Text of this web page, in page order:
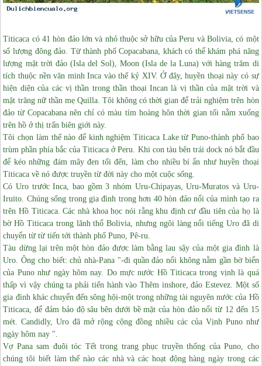
Titicaca có 41 hòn đảo lớn và nhỏ thuộc sở hữu của Peru và Bolivia, có một
số lượng đông đảo. Từ thành phố Copacabana, khách có thể khám phá năng
lượng mặt trời đảo (Isla del Sol), Moon (Isla de la Luna) với hàng trăm di
tích thuộc nền văn minh Inca vào thế kỷ XIV.Ở đây, huyền thoại này có sự
hiện diện của các vị thần trong thần thoại Incan là vị thần của mặt trời và
mặt trăng nữ thần mẹ Quilla. Tôi không có thời gian để trải nghiệm trên hòn
đảo từ Copacabana nên chỉ có màu tím hoàng hôn thời gian tối nằm xuống
trên hồ ở thị trấn biên giới này.
Tôi chọn làm thế nào để kinh nghiệm Titicaca Lake từ Puno-thành phố bao
trùm phần phía bắc của Titicaca ở Peru. Khi con tàu bên trái dock nó bắt đầu
để kéo những đám mây đen tối đến, làm cho nhiều bí ẩn như huyền thoại
Titicaca về nó được truyền từ đời này cho một cuộc sống.
Có Uro trước Inca, bao gồm 3 nhóm Uru-Chipayas, Uru-Muratos và Uru-
Iruito. Chúng sống trong gia đình trong hơn 40 hòn đảo nổi của mình tạo ra
trên Hồ Titicaca. Các nhà khoa học nói rằng khu định cư đầu tiên của họ là
bờ Hồ Titicaca trong lãnh thổ Bolivia, nhưng ngôi làng nổi tiếng Uro đã di
chuyển từ từ tiến tới thành phố Puno, Pê-ru.
Tàu dừng lại trên một hòn đảo được làm bằng lau sậy của một gia đình là
Uro. Ông cho biết: chủ nhà-Pana "-đi quần đảo nổi không nằm gần bờ biển
của Puno như ngày hôm nay. Do mực nước Hồ Titicaca trong vịnh là quá
thấp vì vậy chúng ta phải tiến hành vào Thêm inshore, đảo Estevez. Một số
gia đình khác chuyển đến sông hội-một trong những tài nguyên nước của Hồ
Titicaca, để đảm bảo độ sâu bên dưới bề mặt của hòn đảo nổi từ 12 đến 15
mét. Candidly, Uro đã mở rộng cộng đồng nhiều các của Vịnh Puno như
ngày hôm nay ".
Vợ Pana sam đuôi tóc Tết trong trang phục truyền thống của Puno, cho
chúng tôi biết làm thế nào các nhà và các hoạt động hàng ngày trong các